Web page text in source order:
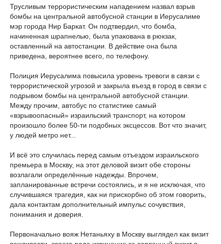
Трусливым террористическим нападением назвал взрыв
бомбы на центральной автобусной станции в Иерусалиме
мэр города Нир Баркат. Он подтвердил, что бомба,
начиненная шрапнелью, была упакована в рюкзак,
оставленный на автостанции. В действие она была
приведена, вероятнее всего, по телефону.
Полиция Иерусалима повысила уровень тревоги в связи с
террористической угрозой и закрыла въезд в город в связи с
подрывом бомбы на центральной автобусной станции.
Между прочим, автобус по статистике самый
«взрывоопасный» израильский транспорт, на котором
произошло более 50-ти подобных эксцессов. Вот что значит,
у людей метро нет...
И всё это случилась перед самым отъездом израильского
премьера в Москву, на этот деловой визит обе стороны
возлагали определённые надежды. Впрочем,
запланированные встречи состоялись, и я не исключая, что
случившаяся трагедия, как ни прискорбно об этом говорить,
дала контактам дополнительный импульс сочувствия,
понимания и доверия.
Первоначально вояж Нетаньяху в Москву выглядел как визит